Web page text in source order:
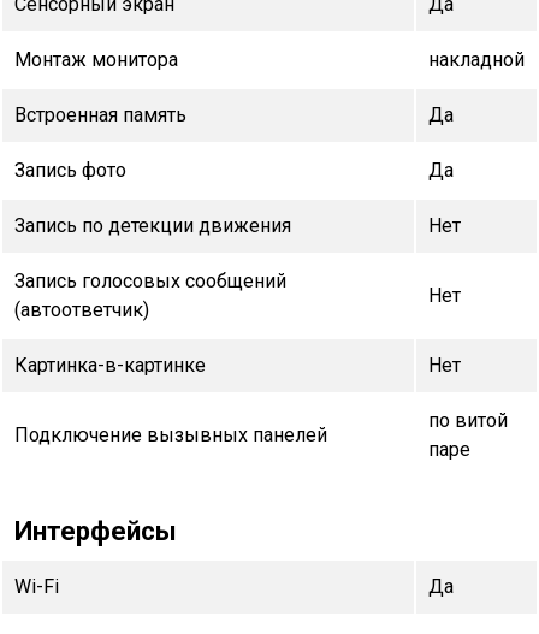
Монтаж монитора накладной
Встроенная память Да
Запись фото Да
Запись по детекции движения Нет
Запись голосовых сообщений
(автоответчик)
Нет
Картинка-в-картинке Нет
Подключение вызывных панелей
по витой
паре
Интерфейсы
Wi-Fi Да